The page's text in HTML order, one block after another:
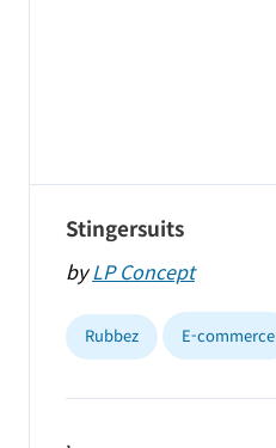
Stingersuits
byLP Concept
Rubbez E-commerce
,